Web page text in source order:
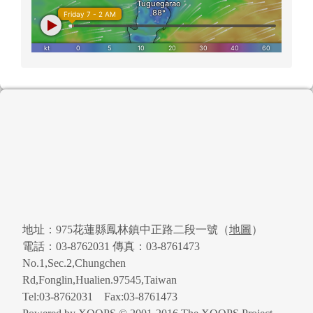
地址：975花蓮縣鳳林鎮中正路二段一號（地圖 ）
電話：03-8762031 傳真：03-8761473
No.1,Sec.2,Chungchen
Rd,Fonglin,Hualien.97545,Taiwan
Tel:03-8762031 Fax:03-8761473